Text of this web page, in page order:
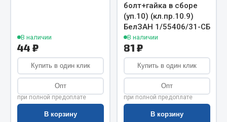
Запчасти на полуприцепы
Амортизаторы для полуприцепов
Весь раздел
В наличии
44 ₽
Купить в один клик
Опт
при полной предоплате
В корзину
болт+гайка в сборе
(уп.10) (кл.пр.10.9)
БелЗАН 1/55406/31-СБ
В наличии
81 ₽
Купить в один клик
Опт
при полной предоплате
В корзину